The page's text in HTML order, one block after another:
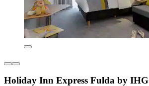
Holiday Inn Express Fulda by IHG